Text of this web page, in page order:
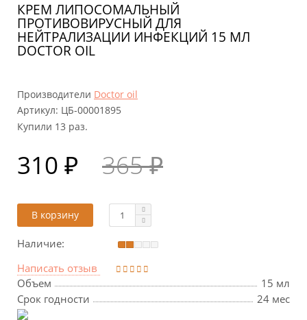
КРЕМ ЛИПОСОМАЛЬНЫЙ
ПРОТИВОВИРУСНЫЙ ДЛЯ
НЕЙТРАЛИЗАЦИИ ИНФЕКЦИЙ 15 МЛ
DOCTOR OIL
Производители Doctor oil
Артикул: ЦБ-00001895
Купили 13 раз.
310 ₽ 365 ₽
В корзину
Наличие:
Написать отзыв
Объем
15 мл
Срок годности
24 мес